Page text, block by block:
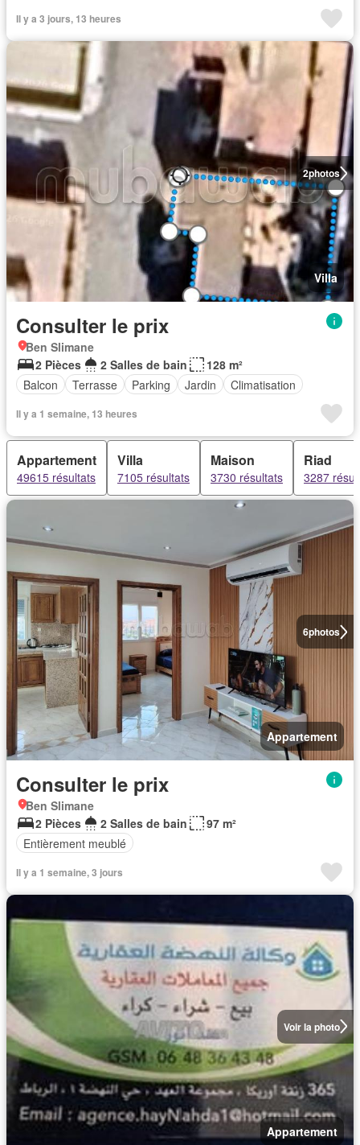
Il y a 3 jours, 13 heures
2photos
Villa
Consulter le prix
Ben Slimane
2 Pièces
2 Salles de bain
128 m²
Balcon
Terrasse Parking Jardin Climatisation
Il y a 1 semaine, 13 heures
Appartement
49615 résultats
Villa
7105 résultats
Maison
3730 résultats
Riad
3287
6photos
Appartement
Consulter le prix
Ben Slimane
2 Pièces
2 Salles de bain
97 m²
Entièrement meublé
Il y a 1 semaine, 3 jours
Voir la photo
Appartement